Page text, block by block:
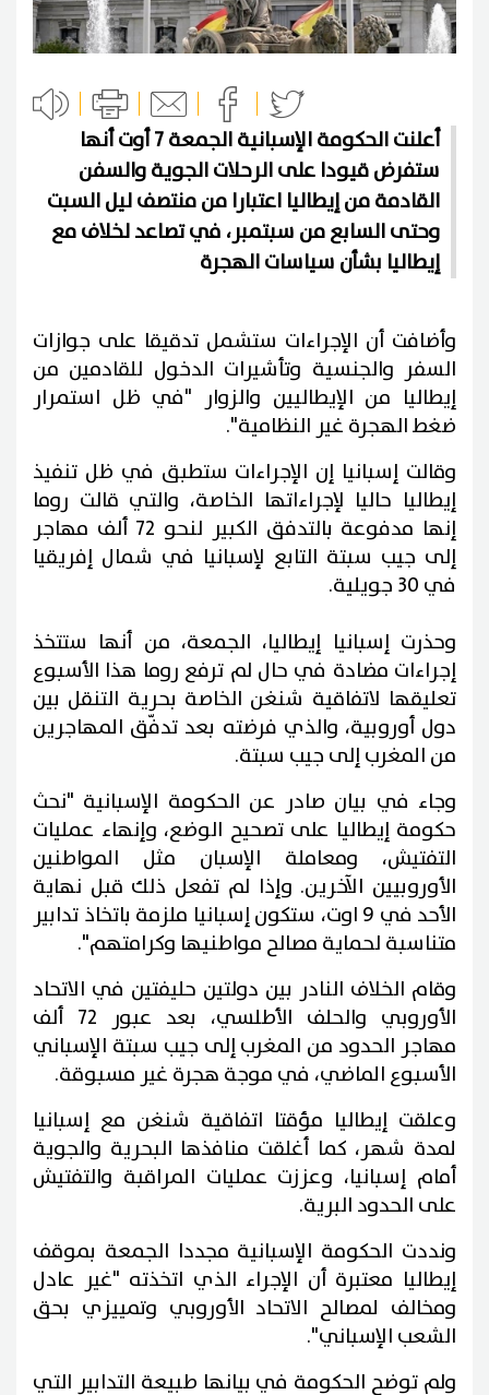
أعلنت الحكومة الإسبانية الجمعة 7 أوت أنها
ستفرض قيودا على الرحلات الجوية والسفن
القادمة من إيطاليا اعتبارا من منتصف ليل السبت
وحتى السابع من سبتمبر، في تصاعد لخلاف مع
إيطاليا بشأن سياسات الهجرة
وأضافت أن الإجراءات ستشمل تدقيقا على جوازات
السفر والجنسية وتأشيرات الدخول للقادمين من
إيطاليا من الإيطاليين والزوار "في ظل استمرار
ضغط الهجرة غير النظامية".
وقالت إسبانيا إن الإجراءات ستطبق في ظل تنفيذ
إيطاليا حاليا لإجراءاتها الخاصة، والتي قالت روما
إنها مدفوعة بالتدفق الكبير لنحو 72 ألف مهاجر
إلى جيب سبتة التابع لإسبانيا في شمال إفريقيا
في 30 جويلية.
وحذرت إسبانيا إيطاليا، الجمعة، من أنها ستتخذ
إجراءات مضادة في حال لم ترفع روما هذا الأسبوع
تعليقها لاتفاقية شنغن الخاصة بحرية التنقل بين
دول أوروبية، والذي فرضته بعد تدفّق المهاجرين
من المغرب إلى جيب سبتة.
وجاء في بيان صادر عن الحكومة الإسبانية "نحث
حكومة إيطاليا على تصحيح الوضع، وإنهاء عمليات
التفتيش، ومعاملة الإسبان مثل المواطنين
الأوروبيين الآخرين. وإذا لم تفعل ذلك قبل نهاية
الأحد في 9 اوت، ستكون إسبانيا ملزمة باتخاذ تدابير
متناسبة لحماية مصالح مواطنيها وكرامتهم".
وقام الخلاف النادر بين دولتين حليفتين في الاتحاد
الأوروبي والحلف الأطلسي، بعد عبور 72 ألف
مهاجر الحدود من المغرب إلى جيب سبتة الإسباني
الأسبوع الماضي، في موجة هجرة غير مسبوقة.
وعلقت إيطاليا مؤقتا اتفاقية شنغن مع إسبانيا
لمدة شهر، كما أغلقت منافذها البحرية والجوية
أمام إسبانيا، وعززت عمليات المراقبة والتفتيش
على الحدود البرية.
ونددت الحكومة الإسبانية مجددا الجمعة بموقف
إيطاليا معتبرة أن الإجراء الذي اتخذته "غير عادل
ومخالف لمصالح الاتحاد الأوروبي وتمييزي بحق
الشعب الإسباني".
ولم توضح الحكومة في بيانها طبيعة التدابير التي